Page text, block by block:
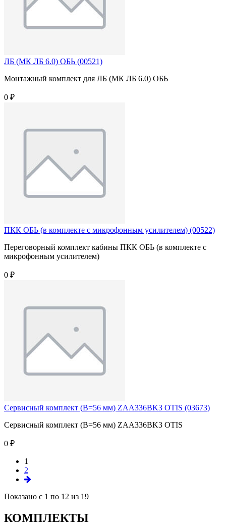
ЛБ (МК ЛБ 6.0) ОБЬ (00521)
Монтажный комплект для ЛБ (МК ЛБ 6.0) ОБЬ
0 ₽
ПКК ОБЬ (в комплекте с микрофонным усилителем) (00522)
Переговорный комплект кабины ПКК ОБЬ (в комплекте с
микрофонным усилителем)
0 ₽
Сервисный комплект (В=56 мм) ZAA336BK3 OTIS (03673)
Сервисный комплект (В=56 мм) ZAA336BK3 OTIS
0 ₽
1
2
Показано с 1 по 12 из 19
КОМПЛЕКТЫ